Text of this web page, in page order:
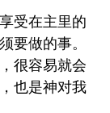
受在主里的
要做的事。
很容易就会
也是神对我